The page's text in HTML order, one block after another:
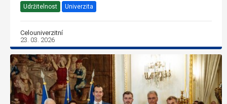
Udržitelnost Univerzita
Celouniverzitní
23. 03. 2026